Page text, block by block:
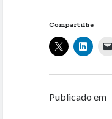
Compartilhe
Publicado em